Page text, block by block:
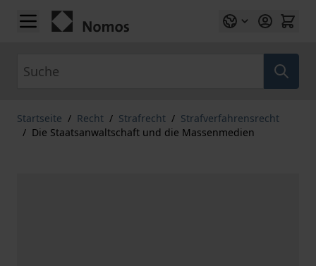
Zum Inhalt springen
Startseite / Recht / Strafrecht / Strafverfahrensrecht
/ Die Staatsanwaltschaft und die Massenmedien